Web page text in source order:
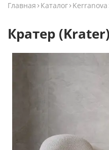
Главная Каталог Kerranova
Кратер (Krater)